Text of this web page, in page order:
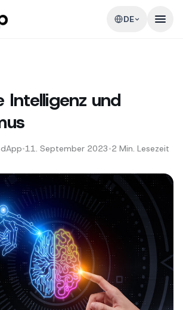
DE
Intelligenz und
•11. September 2023•2 Min. Lesezeit